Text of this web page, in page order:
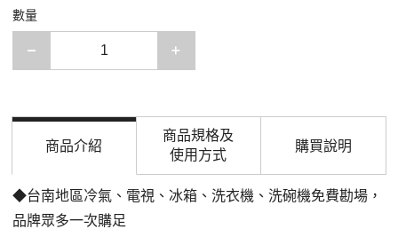
數量
減少一項
商品介紹
商品規格及
使用方式
購買說明
◆台南地區冷氣、電視、冰箱、洗衣機、洗碗機免費勘場 ，
品牌眾多一次購足